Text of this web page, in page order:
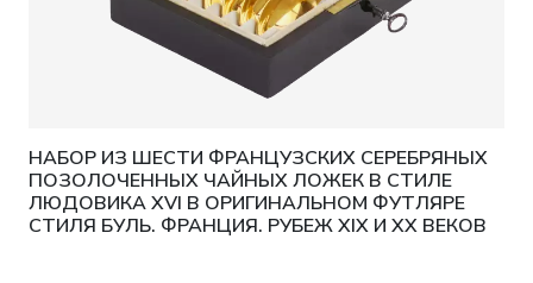
НАБОР ИЗ ШЕСТИ ФРАНЦУЗСКИХ СЕРЕБРЯНЫХ
ПОЗОЛОЧЕННЫХ ЧАЙНЫХ ЛОЖЕК В СТИЛЕ
ЛЮДОВИКА XVI В ОРИГИНАЛЬНОМ ФУТЛЯРЕ
СТИЛЯ БУЛЬ. ФРАНЦИЯ. РУБЕЖ XIX И XX ВЕКОВ